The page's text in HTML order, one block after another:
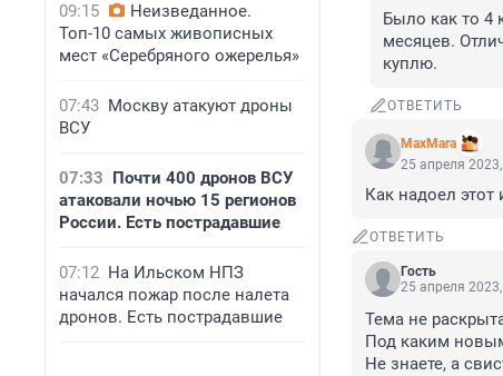
09:15
Неизведанное.
Топ-10 самых живописных
мест «Серебряного ожерелья»
07:43 Москву атакуют дроны
ВСУ
07:33 Почти 400 дронов ВСУ
атаковали ночью 15 регионов
России. Есть пострадавшие
07:12 На Ильском НПЗ
начался пожар после налета
дронов. Есть пострадавшие
Было как то 4
месяцев.
куплю.
ОТВЕТИТЬ
MaxMara
25 апреля
Как надоел этот
ОТВЕТИТЬ
Гость
25 апреля
Тема не
Под каким
Не знаете, а